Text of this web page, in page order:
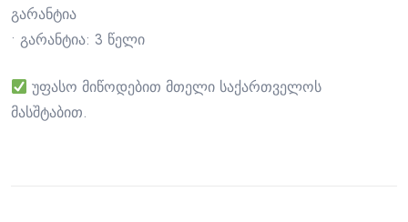
გარანტია
• გარანტია: 3 წელი
უფასო მიწოდებით მთელი საქართველოს
მასშტაბით.